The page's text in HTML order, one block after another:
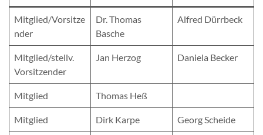
Mitglied/Vorsitze
nder
Dr. Thomas
Basche
Alfred Dürrbeck
Mitglied/stellv.
Vorsitzender
Jan Herzog Daniela Becker
Mitglied Thomas Heß
Mitglied Dirk Karpe Georg Scheide